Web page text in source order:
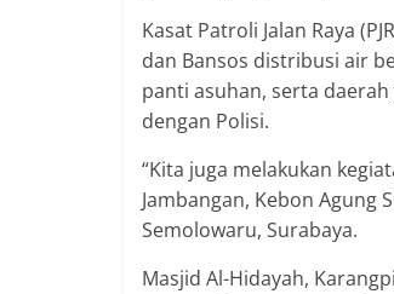
Kasat Patroli Jalan Raya
dan Bansos distribusi air
panti asuhan, serta
dengan Polisi.
“Kita juga melakukan
Jambangan, Kebon Agung
Semolowaru, Surabaya.
Masjid Al-Hidayah,